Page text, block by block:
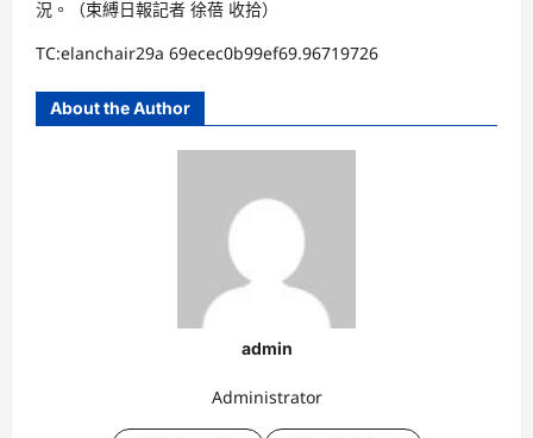
況。（束縛日報記者 徐蓓 收拾）
TC:elanchair29a 69ecec0b99ef69.96719726
About the Author
admin
Administrator